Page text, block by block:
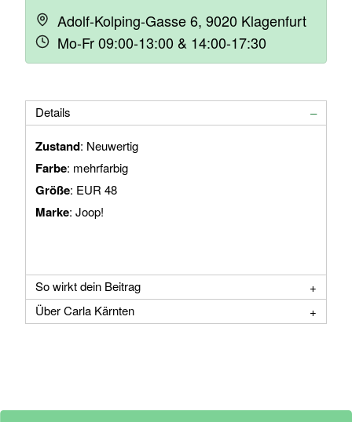
Adolf-Kolping-Gasse 6, 9020 Klagenfurt
Mo-Fr 09:00-13:00 & 14:00-17:30
Details
Zustand: Neuwertig
Farbe: mehrfarbig
Größe: EUR 48
Marke: Joop!
So wirkt dein Beitrag
Über Carla Kärnten